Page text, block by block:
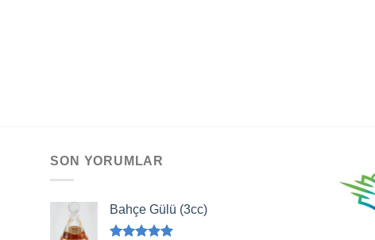
SON YORUMLAR
Bahçe Gülü (3cc)